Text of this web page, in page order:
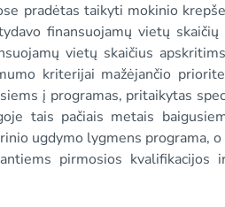
pradėtas taikyti mokinio
finansuojamų vietų
vietų skaičius
kriterijai mažėjančio
į programas, pritaikytas
tais pačiais metais
ugdymo lygmens programa,
pirmosios